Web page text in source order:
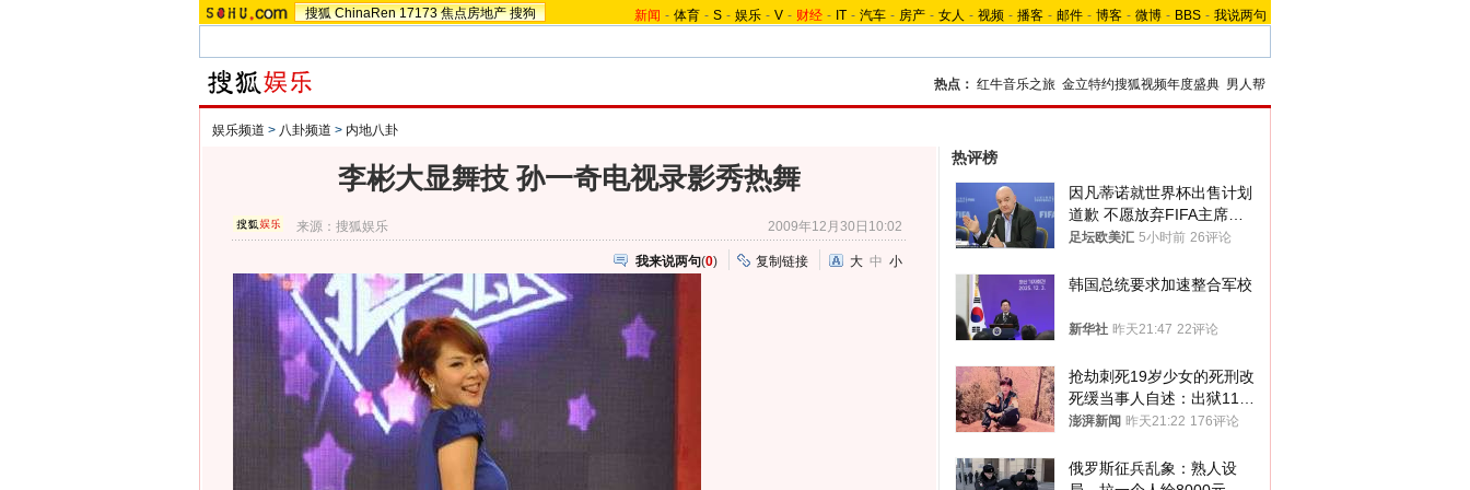
搜狐 ChinaRen 17173 焦点房地产 搜狗 新闻 - 体育 - S - 娱乐 - V - 财经 - IT - 汽车 - 房产 - 女人 - 视频 - 播客 - 邮件 - 博客 - 微博 - BBS - 我说两句
热点： 红牛音乐之旅 金立特约搜狐视频年度盛典 男人帮
娱乐频道 > 八卦频道 > 内地八卦
李彬大显舞技 孙一奇电视录影秀热舞
来源：搜狐娱乐 2009年12月30日10:02
我来说两句(0) 复制链接 大 中 小
热评榜
因凡蒂诺就世界杯出售计划
道歉 不愿放弃FIFA主席职
位
足坛欧美汇 5小时前 26评论
韩国总统要求加速整合军校
新华社 昨天21:47 22评论
抢劫刺死19岁少女的死刑改
死缓当事人自述：出狱11年
间始终刻意躲避被害人家属
澎湃新闻 昨天21:22 176评论
俄罗斯征兵乱象：熟人设